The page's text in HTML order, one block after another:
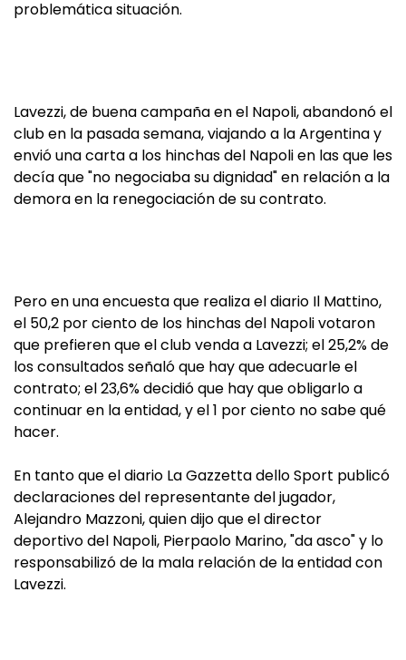
problemática situación.
Lavezzi, de buena campaña en el Napoli, abandonó el
club en la pasada semana, viajando a la Argentina y
envió una carta a los hinchas del Napoli en las que les
decía que "no negociaba su dignidad" en relación a la
demora en la renegociación de su contrato.
Pero en una encuesta que realiza el diario Il Mattino,
el 50,2 por ciento de los hinchas del Napoli votaron
que prefieren que el club venda a Lavezzi; el 25,2% de
los consultados señaló que hay que adecuarle el
contrato; el 23,6% decidió que hay que obligarlo a
continuar en la entidad, y el 1 por ciento no sabe qué
hacer.
En tanto que el diario La Gazzetta dello Sport publicó
declaraciones del representante del jugador,
Alejandro Mazzoni, quien dijo que el director
deportivo del Napoli, Pierpaolo Marino, "da asco" y lo
responsabilizó de la mala relación de la entidad con
Lavezzi.